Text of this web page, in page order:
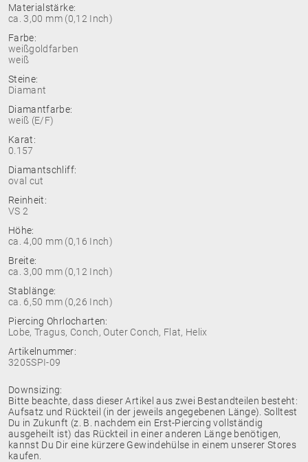
Materialstärke:
ca. 3,00 mm (0,12 Inch)
Farbe:
weißgoldfarben
weiß
Steine:
Diamant
Diamantfarbe:
weiß (E/F)
Karat:
0.157
Diamantschliff:
oval cut
Reinheit:
VS 2
Höhe:
ca. 4,00 mm (0,16 Inch)
Breite:
ca. 3,00 mm (0,12 Inch)
Stablänge:
ca. 6,50 mm (0,26 Inch)
Piercing Ohrlocharten:
Lobe, Tragus, Conch, Outer Conch, Flat, Helix
Artikelnummer:
3205SPI-09
Downsizing:
Bitte beachte, dass dieser Artikel aus zwei Bestandteilen besteht:
Aufsatz und Rückteil (in der jeweils angegebenen Länge). Solltest
Du in Zukunft (z. B. nachdem ein Erst-Piercing vollständig
ausgeheilt ist) das Rückteil in einer anderen Länge benötigen,
kannst Du Dir eine kürzere Gewindehülse in einem unserer Stores
kaufen.